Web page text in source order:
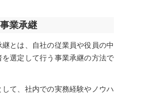
業承継
継とは、自社の従業員や役員の中
を選定して行う事業承継の方法で
して、社内での実務経験やノウハ